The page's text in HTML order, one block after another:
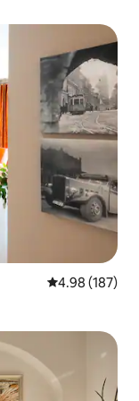
औसत रेटिंग 5 में से
4.98 (187)